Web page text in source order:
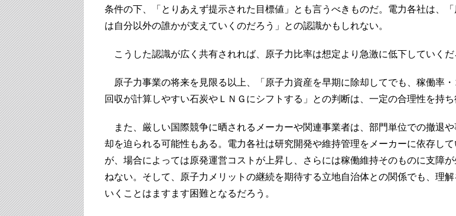
条件の下、「とりあえず提示された目標値」とも言うべきものだ。電力各社は、「
は自分以外の誰かが支えていくのだろう」との認識かもしれない。
こうした認識が広く共有されれば、原子力比率は想定より急激に低下していくだ
原子力事業の将来を見限る以上、「原子力資産を早期に除却してでも、稼働率・
回収が計算しやすい石炭やＬＮＧにシフトする」との判断は、一定の合理性を持ち
また、厳しい国際競争に晒されるメーカーや関連事業者は、部門単位での撤退や
却を迫られる可能性もある。電力各社は研究開発や維持管理をメーカーに依存して
が、場合によっては原発運営コストが上昇し、さらには稼働維持そのものに支障
ねない。そして、原子力メリットの継続を期待する立地自治体との関係でも、理解
いくことはますます困難となるだろう。